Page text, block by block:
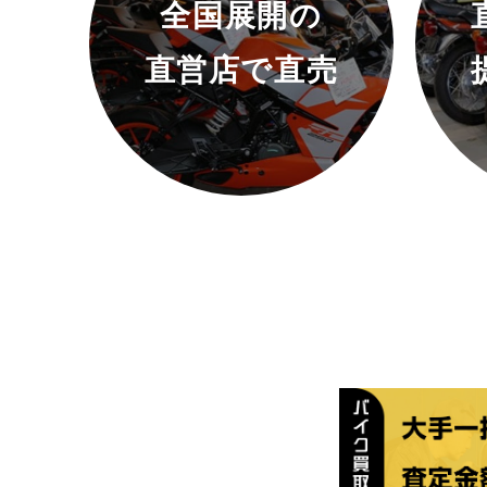
全国展開の
直営店で直売